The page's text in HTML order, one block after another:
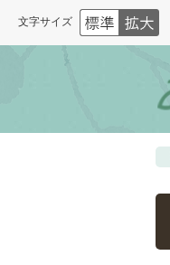
文字サイズ